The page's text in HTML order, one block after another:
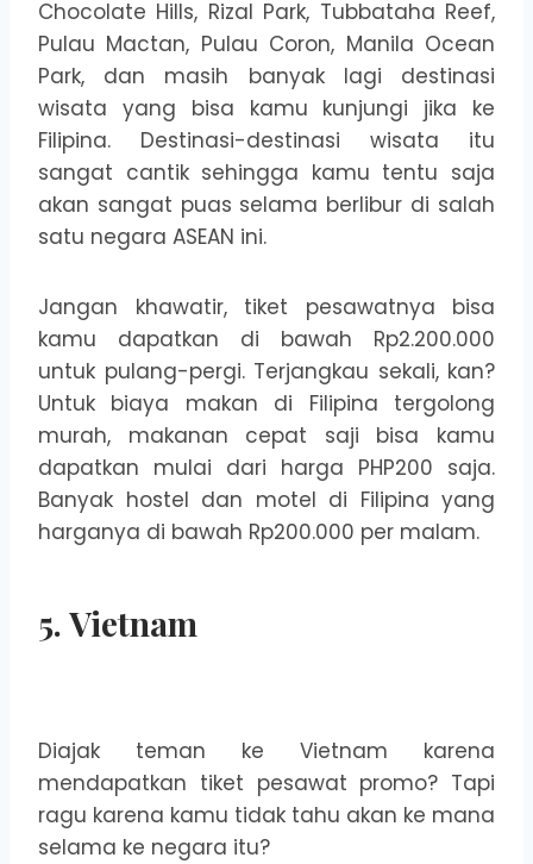
Chocolate Hills, Rizal Park, Tubbataha Reef,
Pulau Mactan, Pulau Coron, Manila Ocean
Park, dan masih banyak lagi destinasi
wisata yang bisa kamu kunjungi jika ke
Filipina. Destinasi-destinasi wisata itu
sangat cantik sehingga kamu tentu saja
akan sangat puas selama berlibur di salah
satu negara ASEAN ini.
Jangan khawatir, tiket pesawatnya bisa
kamu dapatkan di bawah Rp2.200.000
untuk pulang-pergi. Terjangkau sekali, kan?
Untuk biaya makan di Filipina tergolong
murah, makanan cepat saji bisa kamu
dapatkan mulai dari harga PHP200 saja.
Banyak hostel dan motel di Filipina yang
harganya di bawah Rp200.000 per malam.
5. Vietnam
Diajak teman ke Vietnam karena
mendapatkan tiket pesawat promo? Tapi
ragu karena kamu tidak tahu akan ke mana
selama ke negara itu?